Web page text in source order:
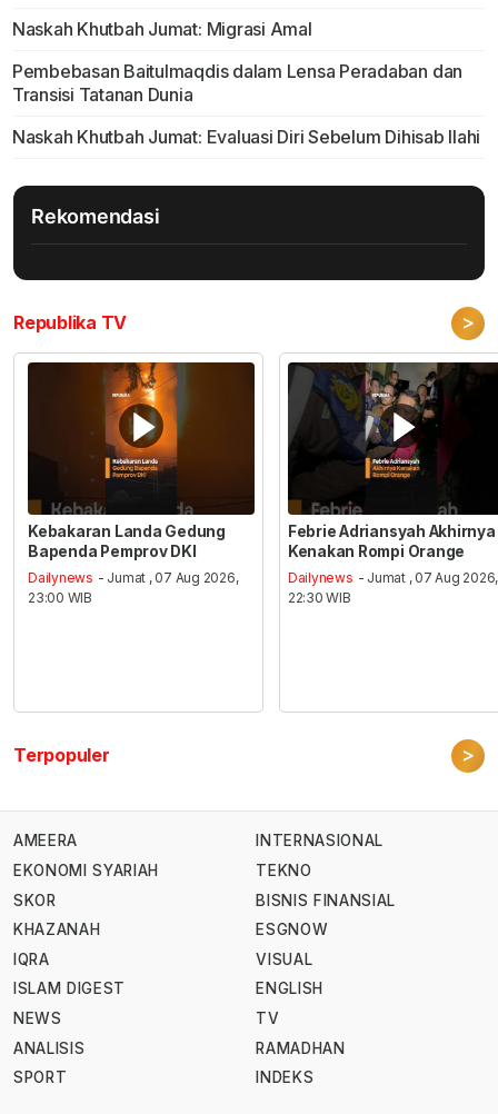
Naskah Khutbah Jumat: Migrasi Amal
Pembebasan Baitulmaqdis dalam Lensa Peradaban dan
Transisi Tatanan Dunia
Naskah Khutbah Jumat: Evaluasi Diri Sebelum Dihisab Ilahi
Rekomendasi
Republika TV >
Kebakaran Landa Gedung
Bapenda Pemprov DKI
Dailynews - Jumat , 07 Aug 2026,
23:00 WIB
Febrie Adriansyah Akhirnya
Kenakan Rompi Orange
Dailynews - Jumat , 07 Aug 2026,
22:30 WIB
Terpopuler >
AMEERA
EKONOMI SYARIAH
SKOR
KHAZANAH
IQRA
ISLAM DIGEST
NEWS
ANALISIS
SPORT
INTERNASIONAL
TEKNO
BISNIS FINANSIAL
ESGNOW
VISUAL
ENGLISH
TV
RAMADHAN
INDEKS